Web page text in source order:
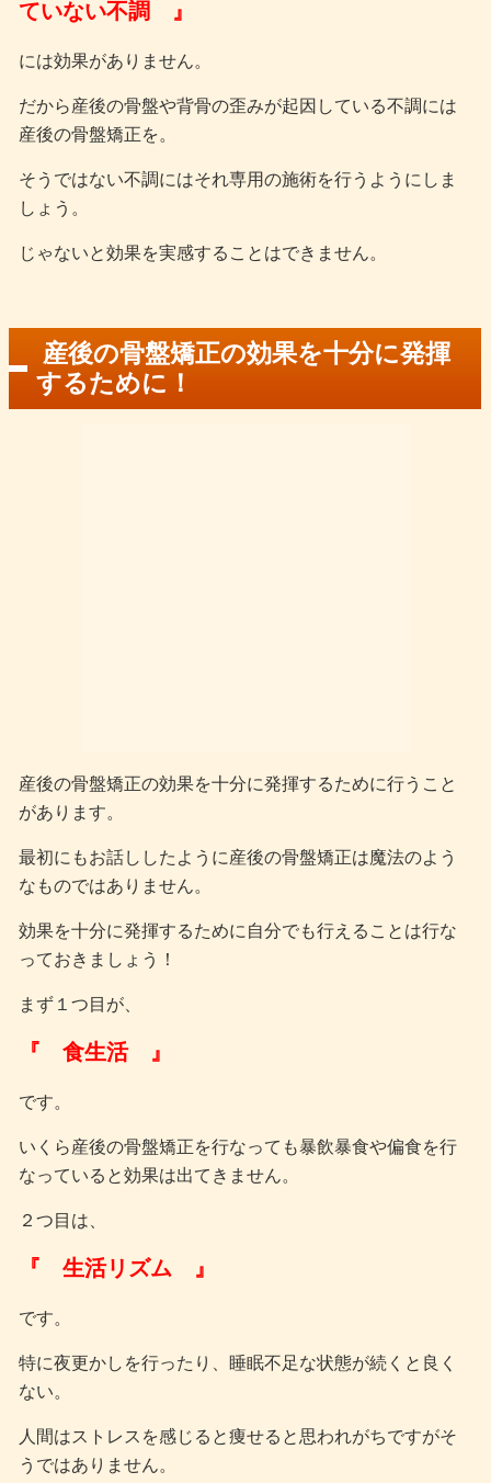
ていない不調 』
には効果がありません。
だから産後の骨盤や背骨の歪みが起因している不調には
産後の骨盤矯正を。
そうではない不調にはそれ専用の施術を行うようにしま
しょう。
じゃないと効果を実感することはできません。
産後の骨盤矯正の効果を十分に発揮
するために！
産後の骨盤矯正の効果を十分に発揮するために行うこと
があります。
最初にもお話ししたように産後の骨盤矯正は魔法のよう
なものではありません。
効果を十分に発揮するために自分でも行えることは行な
っておきましょう！
まず１つ目が、
『 食生活 』
です。
いくら産後の骨盤矯正を行なっても暴飲暴食や偏食を行
なっていると効果は出てきません。
２つ目は、
『 生活リズム 』
です。
特に夜更かしを行ったり、睡眠不足な状態が続くと良く
ない。
人間はストレスを感じると痩せると思われがちですがそ
うではありません。